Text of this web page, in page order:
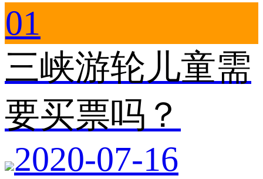
01
三峡游轮儿童需
要买票吗？
2020-07-16